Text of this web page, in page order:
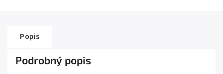
Popis
Podrobný popis